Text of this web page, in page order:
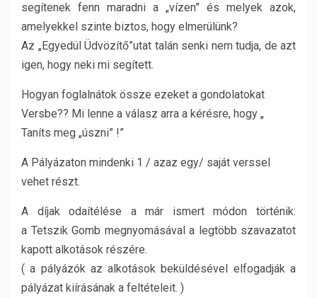
segítenek fenn maradni a „vízen” és melyek azok,
amelyekkel szinte biztos, hogy elmerülünk?
Az „Egyedül Üdvözítő”utat talán senki nem tudja, de azt
igen, hogy neki mi segített.
Hogyan foglalnátok össze ezeket a gondolatokat
Versbe?? Mi lenne a válasz arra a kérésre, hogy „
Taníts meg „úszni” !”
A Pályázaton mindenki 1 / azaz egy/ saját verssel
vehet részt.
A díjak odaítélése a már ismert módon történik:
a Tetszik Gomb megnyomásával a legtöbb szavazatot
kapott alkotások részére.
( a pályázók az alkotások beküldésével elfogadják a
pályázat kiírásának a feltételeit. )